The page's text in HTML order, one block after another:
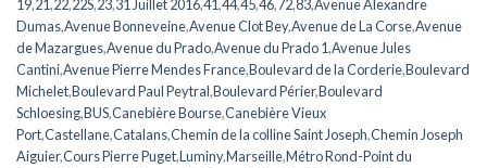
19,21,22,22S,23,31 Juillet 2016,41,44,45,46,72,83,Avenue Alexandre
Dumas,Avenue Bonneveine,Avenue Clot Bey,Avenue de La Corse,Avenue
de Mazargues,Avenue du Prado,Avenue du Prado 1,Avenue Jules
Cantini,Avenue Pierre Mendes France,Boulevard de la Corderie,Boulevard
Michelet,Boulevard Paul Peytral,Boulevard Périer,Boulevard
Schloesing,BUS,Canebière Bourse,Canebière Vieux
Port,Castellane,Catalans,Chemin de la colline Saint Joseph,Chemin Joseph
Aiguier,Cours Pierre Puget,Luminy,Marseille,Métro Rond-Point du